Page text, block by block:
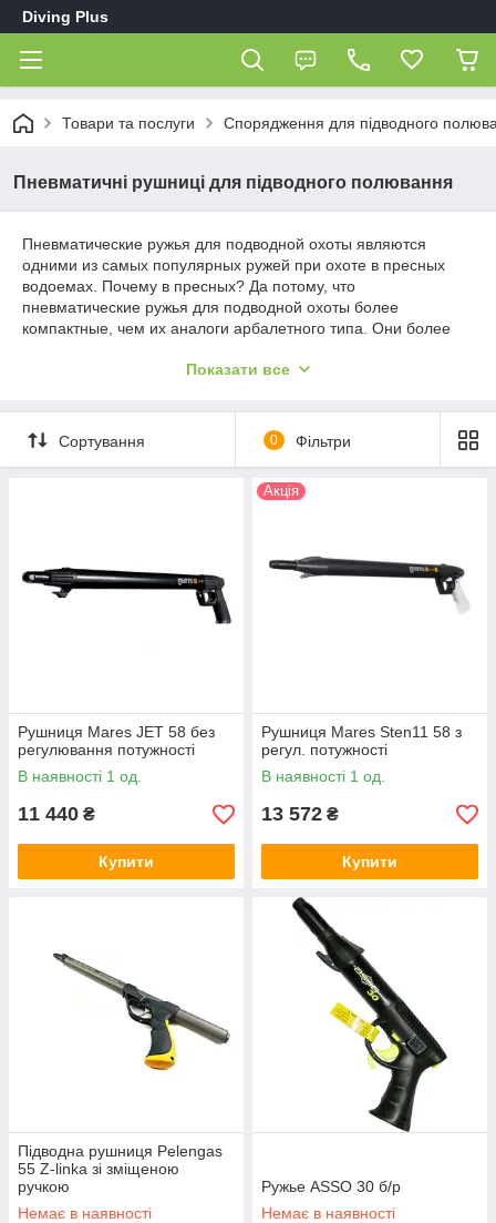
Diving Plus
Товари та послуги Спорядження для підводного
Пневматичні рушниці для підводного полювання
Пневматические ружья для подводной охоты являются
одними из самых популярных ружей при охоте в пресных
водоемах. Почему в пресных? Да потому, что
пневматические ружья для подводной охоты более
компактные, чем их аналоги арбалетного типа. Они более
оставляет желать лучшего (не во всех), то длинна ружья для
Пневматические ружья для подводной охоты производят
выстрел с помощью сжатого воздуха, при чем сжатый воздух
используется в качестве пружины и является без расходным,
відміну від рушниць арбалетного типу, пневматика набагато
Показати все
Сортування 0 Фільтри
Рушниця Mares JET 58 без
регулювання потужності
В наявності 1 од.
11 440 ₴
Купити
Акція
Рушниця Mares Sten11 58 з
регул. потужності
В наявності 1 од.
13 572 ₴
Купити
Підводна рушниця Pelengas
55 Z-linka зі зміщеною
ручкою
Немає в наявності
Ружье ASSO 30 б/р
Немає в наявності